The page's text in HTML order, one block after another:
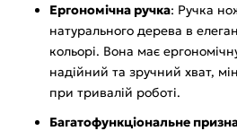
Ергономічна ручка: Ручка
натурального дерева в
кольорі. Вона має
надійний та зручний хват,
при тривалій роботі.
Багатофункціональне